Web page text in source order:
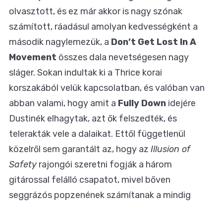
olvasztott, és ez már akkor is nagy szónak
számított, ráadásul amolyan kedvességként a
második nagylemezük, a Don’t Get Lost In A
Movement összes dala nevetségesen nagy
sláger. Sokan indultak ki a Thrice korai
korszakából velük kapcsolatban, és valóban van
abban valami, hogy amit a Fully Down idejére
Dustinék elhagytak, azt ők felszedték, és
telerakták vele a dalaikat. Ettől függetlenül
közelről sem garantált az, hogy az Illusion of
Safetyrajongói szeretni fogják a három
gitárossal felálló csapatot, mivel bőven
seggrázós popzenének számítanak a mindig